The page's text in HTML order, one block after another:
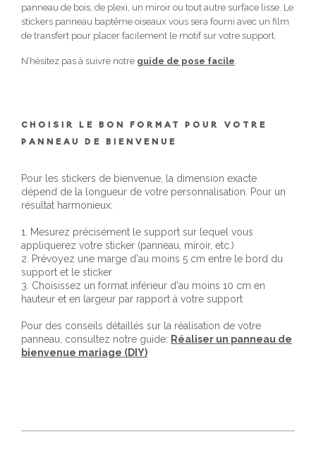
panneau de bois, de plexi, un miroir ou tout autre surface lisse. Le
stickers panneau baptême oiseaux vous sera fourni avec un film
de transfert pour placer facilement le motif sur votre support.
N’hésitez pas à suivre notre guide de pose facile.
CHOISIR LE BON FORMAT POUR VOTRE
PANNEAU DE BIENVENUE
Pour les stickers de bienvenue, la dimension exacte
dépend de la longueur de votre personnalisation. Pour un
résultat harmonieux:
1. Mesurez précisément le support sur lequel vous
appliquerez votre sticker (panneau, miroir, etc.)
2. Prévoyez une marge d'au moins 5 cm entre le bord du
support et le sticker
3. Choisissez un format inférieur d'au moins 10 cm en
hauteur et en largeur par rapport à votre support
Pour des conseils détaillés sur la réalisation de votre
panneau, consultez notre guide: Réaliser un panneau de
bienvenue mariage (DIY)